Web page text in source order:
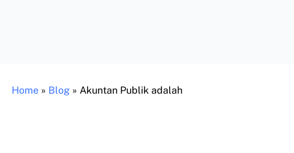
Home » Blog » Akuntan Publik adalah